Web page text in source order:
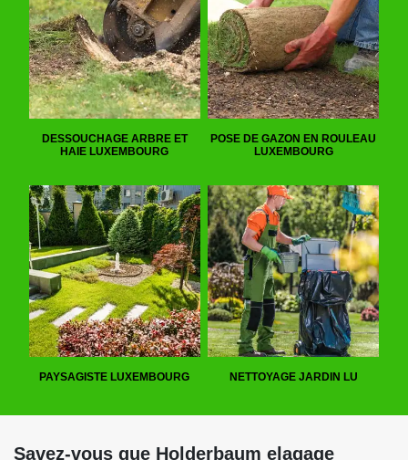
DESSOUCHAGE ARBRE ET
HAIE LUXEMBOURG
POSE DE GAZON EN ROULEAU
LUXEMBOURG
PAYSAGISTE LUXEMBOURG NETTOYAGE JARDIN LU
Savez-vous que Holderbaum elagage